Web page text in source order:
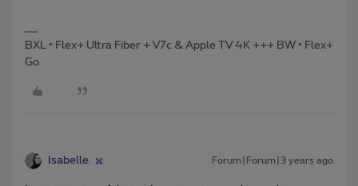
BXL • Flex+ Ultra Fiber + V7c & Apple TV 4K +++ BW • Flex+
Go
Isabelle. Forum|Forum|3 years ago